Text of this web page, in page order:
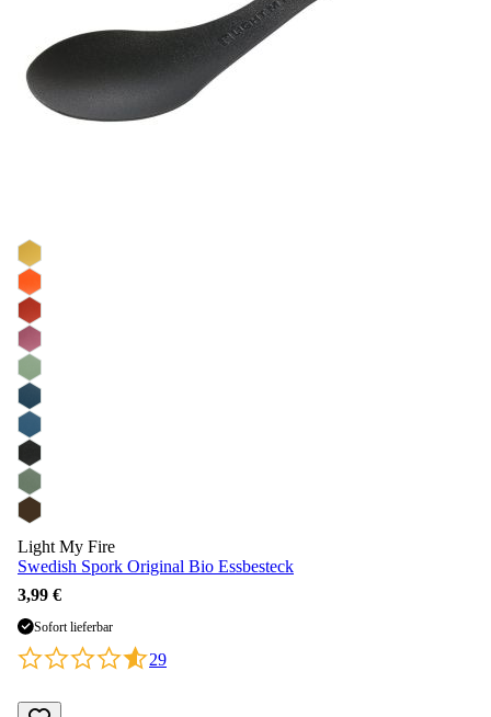
Light My Fire
Swedish Spork Original Bio Essbesteck
3,99 €
Sofort lieferbar
29